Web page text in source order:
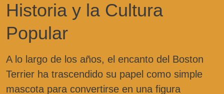
Historia y la Cultura
Popular
A lo largo de los años, el encanto del Boston
Terrier ha trascendido su papel como simple
mascota para convertirse en una figura